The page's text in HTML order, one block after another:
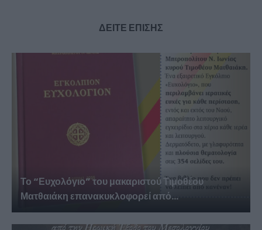
ΔΕΙΤΕ ΕΠΙΣΗΣ
Το “Ευχολόγιο” του μακαριστού Τιμοθέου
Ματθαιάκη επανακυκλοφορεί από...